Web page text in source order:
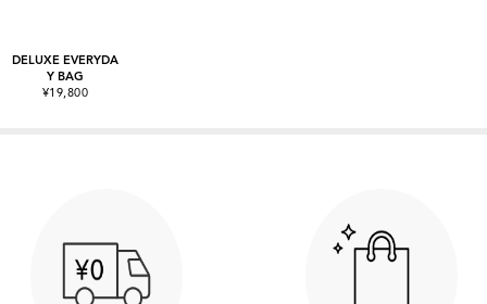
DELUXE EVERYDA
Y BAG
¥19,800